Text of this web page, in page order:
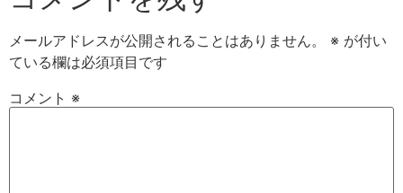
メールアドレスが公開されることはありません。 ※ が付い
ている欄は必須項目です
コメント ※